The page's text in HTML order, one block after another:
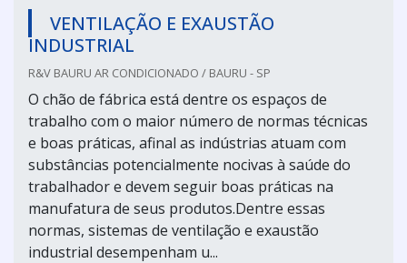
VENTILAÇÃO E EXAUSTÃO
INDUSTRIAL
R&V BAURU AR CONDICIONADO / BAURU - SP
O chão de fábrica está dentre os espaços de
trabalho com o maior número de normas técnicas
e boas práticas, afinal as indústrias atuam com
substâncias potencialmente nocivas à saúde do
trabalhador e devem seguir boas práticas na
manufatura de seus produtos.Dentre essas
normas, sistemas de ventilação e exaustão
industrial desempenham u...